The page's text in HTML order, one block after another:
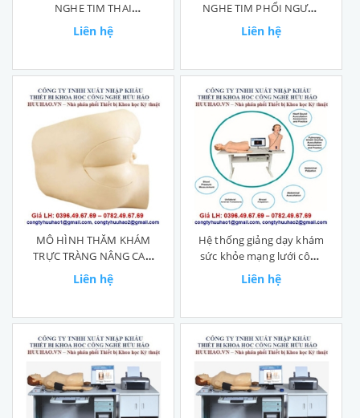
NGHE TIM THAI
GD/Z980A
Liên hệ
NGHE TIM PHỔI NGƯỜI
LỚN GD/Z990
Liên hệ
MÔ HÌNH THĂM KHÁM
TRỰC TRÀNG NÂNG CAO
GD/LV39
Liên hệ
Hệ thống giảng dạy khám
sức khỏe mạng lưới công
nghệ cao GD/TCZ9920
Liên hệ